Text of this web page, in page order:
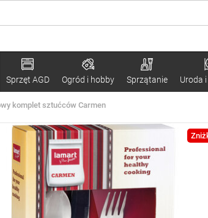
Sprzęt AGD Ogród i hobby Sprzątanie Uroda
komplet sztućców Carmen